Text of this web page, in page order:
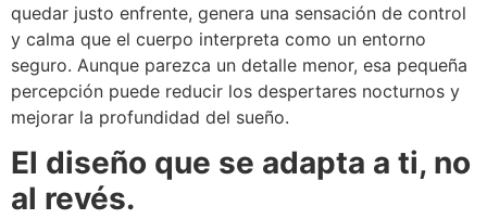
quedar justo enfrente, genera una sensación de control
y calma que el cuerpo interpreta como un entorno
seguro. Aunque parezca un detalle menor, esa pequeña
percepción puede reducir los despertares nocturnos y
mejorar la profundidad del sueño.
El diseño que se adapta a ti, no
al revés.